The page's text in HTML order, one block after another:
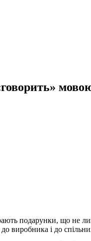
подарунки, що не
виробника і до